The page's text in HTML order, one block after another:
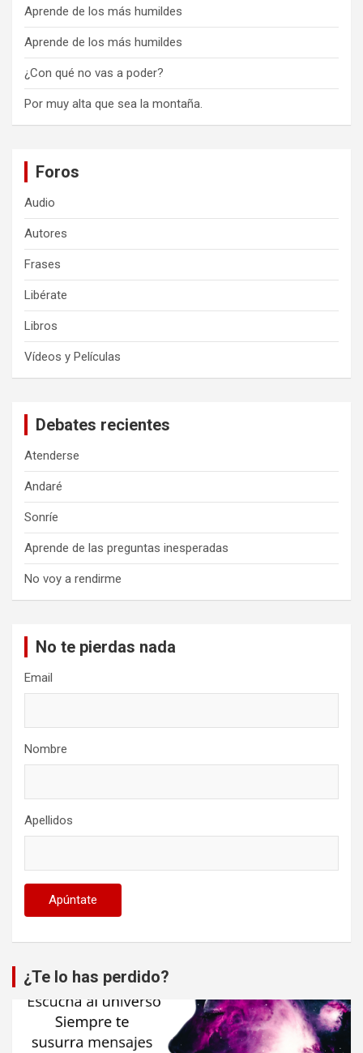
Aprende de los más humildes
Aprende de los más humildes
¿Con qué no vas a poder?
Por muy alta que sea la montaña.
Foros
Audio
Autores
Frases
Libérate
Libros
Vídeos y Películas
Debates recientes
Atenderse
Andaré
Sonríe
Aprende de las preguntas inesperadas
No voy a rendirme
No te pierdas nada
Email
Nombre
Apellidos
¿Te lo has perdido?